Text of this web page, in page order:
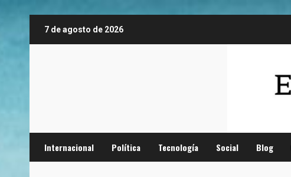
7 de agosto de 2026
Internacional Política Tecnología Social Blog